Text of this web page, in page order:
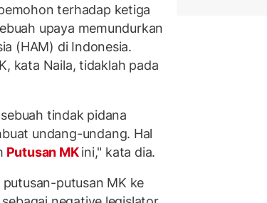
terhadap ketiga
upaya memundurkan
(HAM) di Indonesia.
kata Naila, tidaklah pada
tindak pidana
undang-undang. Hal
Putusan MKini," kata dia.
putusan MK ke